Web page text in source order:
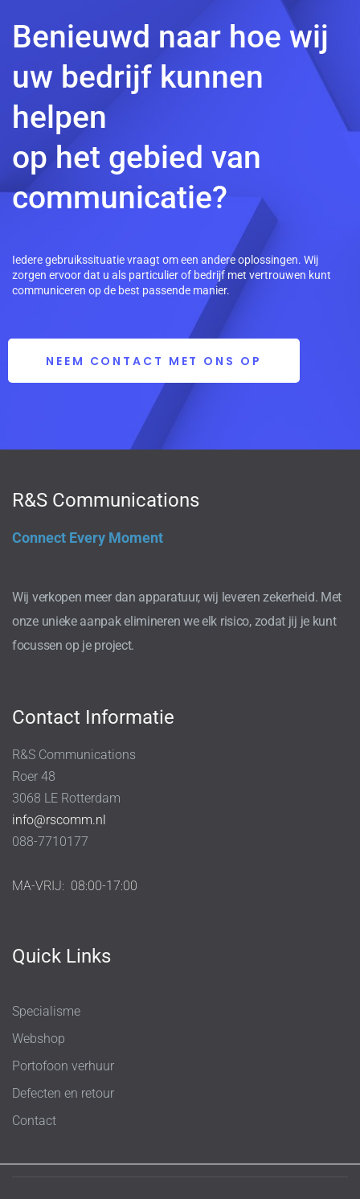
Benieuwd naar hoe wij
uw bedrijf kunnen
helpen
op het gebied van
communicatie?
Iedere gebruikssituatie vraagt om een andere oplossingen. Wij
zorgen ervoor dat u als particulier of bedrijf met vertrouwen kunt
communiceren op de best passende manier.
NEEM CONTACT MET ONS OP
R&S Communications
Connect Every Moment
Wij verkopen meer dan apparatuur, wij leveren zekerheid. Met
onze unieke aanpak elimineren we elk risico, zodat jij je kunt
focussen op je project.
Contact Informatie
R&S Communications
Roer 48
3068 LE Rotterdam
info@rscomm.nl
088-7710177
MA-VRIJ: 08:00-17:00
Quick Links
Specialisme
Webshop
Portofoon verhuur
Defecten en retour
Contact